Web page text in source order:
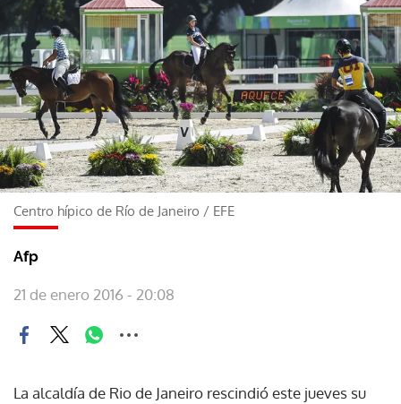
Centro hípico de Río de Janeiro / EFE
Afp
21 de enero 2016 - 20:08
La alcaldía de Rio de Janeiro rescindió este jueves su